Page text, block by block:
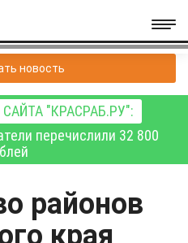
новость
"КРАСРАБ.РУ":
перечислили 32 800
районов
края